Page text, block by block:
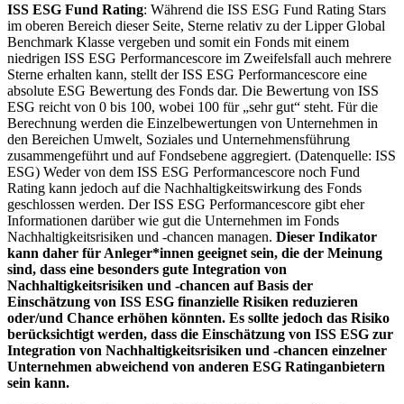
ISS ESG Fund Rating: Während die ISS ESG Fund Rating Stars
im oberen Bereich dieser Seite, Sterne relativ zu der Lipper Global
Benchmark Klasse vergeben und somit ein Fonds mit einem
niedrigen ISS ESG Performancescore im Zweifelsfall auch mehrere
Sterne erhalten kann, stellt der ISS ESG Performancescore eine
absolute ESG Bewertung des Fonds dar. Die Bewertung von ISS
ESG reicht von 0 bis 100, wobei 100 für „sehr gut“ steht. Für die
Berechnung werden die Einzelbewertungen von Unternehmen in
den Bereichen Umwelt, Soziales und Unternehmensführung
zusammengeführt und auf Fondsebene aggregiert. (Datenquelle: ISS
ESG) Weder von dem ISS ESG Performancescore noch Fund
Rating kann jedoch auf die Nachhaltigkeitswirkung des Fonds
geschlossen werden. Der ISS ESG Performancescore gibt eher
Informationen darüber wie gut die Unternehmen im Fonds
Nachhaltigkeitsrisiken und -chancen managen. Dieser Indikator
kann daher für Anleger*innen geeignet sein, die der Meinung
sind, dass eine besonders gute Integration von
Nachhaltigkeitsrisiken und -chancen auf Basis der
Einschätzung von ISS ESG finanzielle Risiken reduzieren
oder/und Chance erhöhen könnten. Es sollte jedoch das Risiko
berücksichtigt werden, dass die Einschätzung von ISS ESG zur
Integration von Nachhaltigkeitsrisiken und -chancen einzelner
Unternehmen abweichend von anderen ESG Ratinganbietern
sein kann.